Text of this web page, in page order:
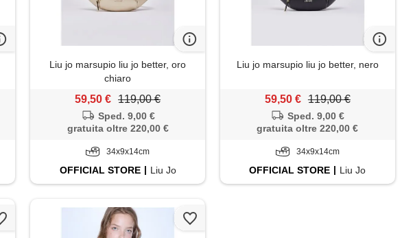
Liu jo marsupio liu jo better, oro
chiaro
59,50 € 119,00 €
Sped. 9,00 €
gratuita oltre 220,00 €
34x9x14cm
OFFICIALSTORE Liu Jo
Liu jo marsupio liu jo better, nero
59,50 € 119,00 €
Sped. 9,00 €
gratuita oltre 220,00 €
34x9x14cm
OFFICIAL STORE Liu Jo